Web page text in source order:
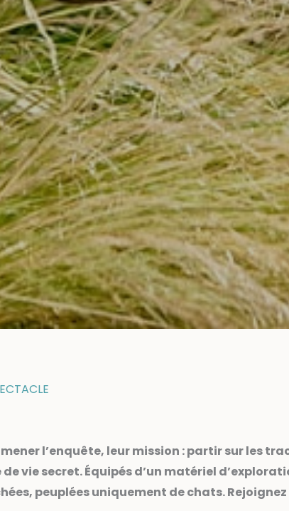
l’enquête, leur mission : partir sur les
vie secret. Équipés d’un matériel
peuplées uniquement de chats. Rejoignez